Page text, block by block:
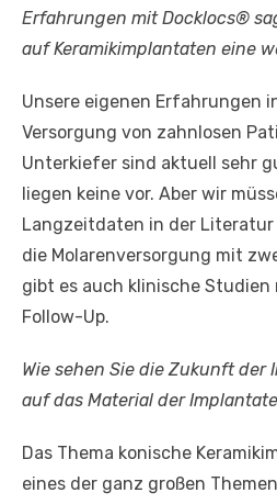
Erfahrungen mit Docklocs®
auf Keramikimplantaten eine
Unsere eigenen Erfahrungen
Versorgung von zahnlosen
Unterkiefer sind aktuell sehr
liegen keine vor. Aber wir
Langzeitdaten in der
die Molarenversorgung mit
gibt es auch klinische
Follow-Up.
Wie sehen Sie die Zukunft der
auf das Material der
Das Thema konische
eines der ganz großen